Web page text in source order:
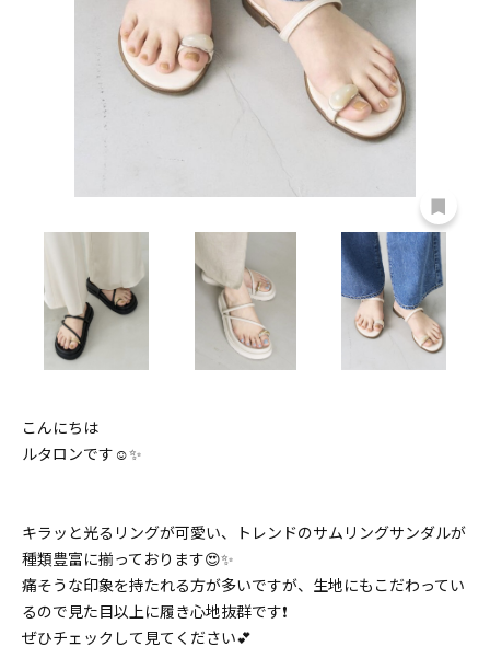
こんにちは
ルタロンです☺️✨
キラッと光るリングが可愛い、トレンドのサムリングサンダルが
種類豊富に揃っております😍✨
痛そうな印象を持たれる方が多いですが、生地にもこだわってい
るので見た目以上に履き心地抜群です❗️
ぜひチェックして見てください💕